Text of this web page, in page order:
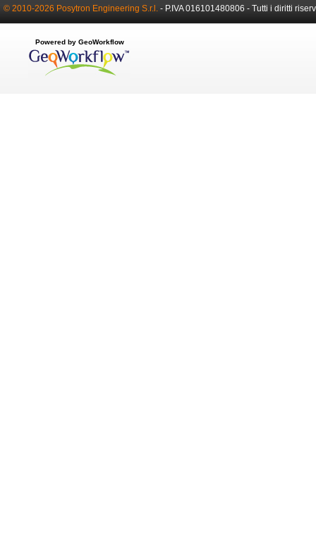
© 2010-2026 Posytron Engineering S.r.l. - P.IVA 016101480806 - Tutti i diritti
Powered by GeoWorkflow